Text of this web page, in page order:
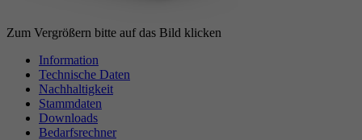
Zum Vergrößern bitte auf das Bild klicken
Information
Technische Daten
Nachhaltigkeit
Stammdaten
Downloads
Bedarfsrechner